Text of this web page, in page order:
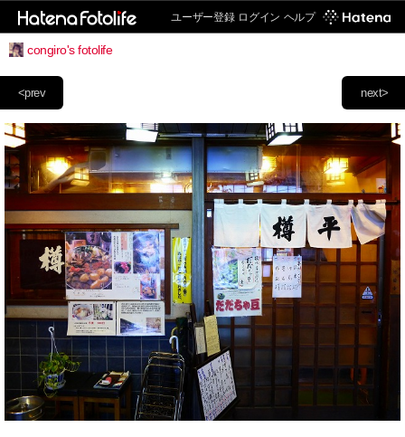
ユーザー登録 ログイン ヘルプ
congiro's fotolife
next>
<prev